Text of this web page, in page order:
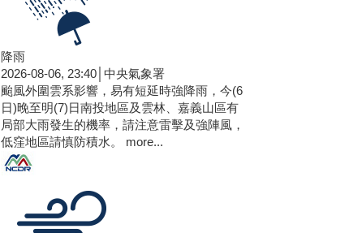
2026-08-06, 23:40│中央氣象署
颱風外圍雲系影響，易有短延時強降雨，今(6
日)晚至明(7)日南投地區及雲林、嘉義山區有
局部大雨發生的機率，請注意雷擊及強陣風，
低窪地區請慎防積水。more...